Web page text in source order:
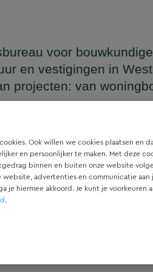
Ook willen we cookies plaatsen en
en persoonlijker te maken. Met deze
binnen en buiten onze website
website, advertenties en communicatie aan
je hiermee akkoord. Je kunt je voorkeuren
.
voor bouwkundige
en vestigingen in
projecten: van
het architectonische ontwerp,
moment actief mee met alle
mogelijk in de ontwerpfase
zowel nieuwbouw als